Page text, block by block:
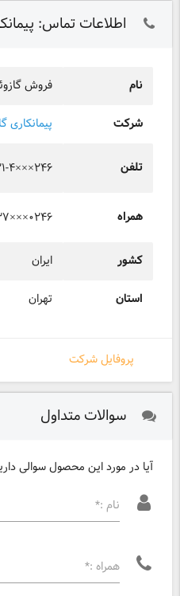
اطلاعات تماس:
نام فروش
شرکت پیمانکاری
تلفن ۰۲۱-
همراه
کشور ایران
استان تهران
پروفایل شرکت
سوالات متداول
آیا در مورد این محصول سوالی
نام :*
همراه :*